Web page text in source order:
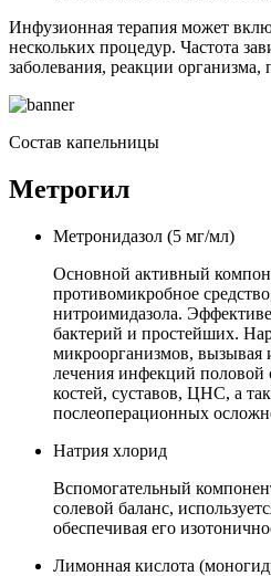
Инфузионная терапия может
нескольких процедур. Частота
заболевания, реакции организма,
Состав капельницы
Метрогил
Метронидазол (5 мг/мл)
Основной активный
противомикробное
нитроимидазола.
бактерий и простейших.
микроорганизмов, вызывая
лечения инфекций
костей, суставов, ЦНС, а
послеоперационных
Натрия хлорид
Вспомогательный
солевой баланс,
обеспечивая его
Лимонная кислота